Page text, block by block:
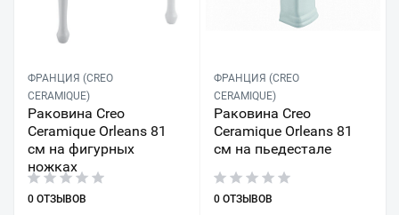
ФРАНЦИЯ (CREO
CERAMIQUE)
Раковина Creo
Ceramique Orleans 81
см на фигурных
ножках
0 ОТЗЫВОВ
ФРАНЦИЯ (CREO
CERAMIQUE)
Раковина Creo
Ceramique Orleans 81
см на пьедестале
0 ОТЗЫВОВ